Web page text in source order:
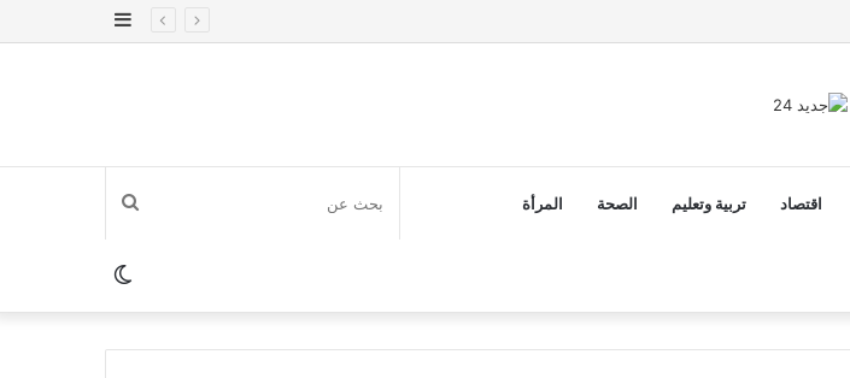
إضافة
اقتصاد تربية وتعليم الصحة المرأة بحث
عنالوضع
المظلم